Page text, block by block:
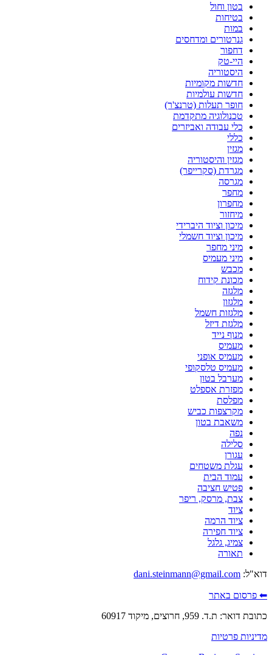
בטון וחול
בטיחות
במות
גנרטורים ומדחסים
דחפור
היי-טק
היסטוריה
חדשות מקומיות
חדשות עולמיות
חופר תעלות (טרנצ'ר)
טכנולוגיה מתקדמת
כלי עבודה ואביזרים
כללי
מגזין
מגזין והיסטוריה
מגרדת (סקרייפר)
מגרסה
מחפר
מחפרון
מיחזור
מיכון וציוד היברידי
מיכון וציוד חשמלי
מיני מחפר
מיני מעמיס
מכבש
מכונת קידוח
מלגזה
מלגזון
מלגזות חשמל
מלגזת דיזל
מנוף נייד
מעמיס
מעמיס אופני
מעמיס טלסקופי
מערבל בטון
מפזרת אספלט
מפלסת
מקרצפות כביש
משאבת בטון
נפה
סלילה
עגורן
עגלת משטחים
עמוד הבית
פטיש חציבה
צבת, מרסק, ריפר
ציוד
ציוד הרמה
ציוד חפירה
צמיג, גלגל
תאורה
דוא"ל: dani.steinmann@gmail.com
⬅ פרסום באתר
כתובת דואר: ת.ד. 959, חרוצים, מיקוד 60917
מדיניות פרטיות